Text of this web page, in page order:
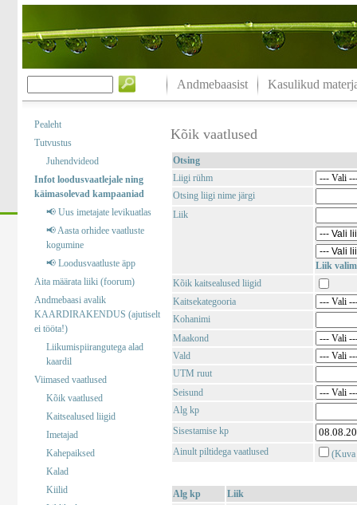
Andmebaasist Kasulikud
Pealeht
Tutvustus
Juhendvideod
Infot loodusvaatlejale ning
käimasolevad kampaaniad
📢 Uus imetajate levikuatlas
📢 Aasta orhidee vaatluste
kogumine
📢 Loodusvaatluste äpp
Aita määrata liiki (foorum)
Andmebaasi avalik
KAARDIRAKENDUS (ajutiselt
ei tööta!)
Liikumispiirangutega alad
kaardil
Viimased vaatlused
Kõik vaatlused
Kaitsealused liigid
Imetajad
Kahepaiksed
Kalad
Kiilid
Kõik vaatlused
Otsing
Liigi rühm
Otsing liigi nime järgi
Liik
Liik
Kõik kaitsealused liigid
Kaitsekategooria
Kohanimi
Maakond
Vald
UTM ruut
Seisund
Alg kp
Sisestamise kp
Ainult piltidega vaatlused
(Kuva
Alg kp
Liik